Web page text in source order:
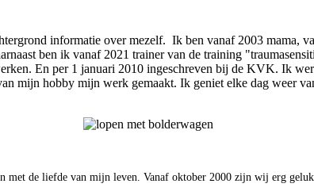
informatie over mezelf. Ik ben vanaf 2003 mama,
ben ik vanaf 2021 trainer van de training
En per 1 januari 2010 ingeschreven bij de KVK. Ik
mijn hobby mijn werk gemaakt. Ik geniet elke dag weer
met de liefde van mijn leven. Vanaf oktober 2000 zijn wij erg